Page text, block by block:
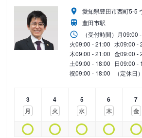
愛知県豊田市西町5-5
豊田市駅
（受付時間） 月09:00
火09:00 - 21:00 水09:00 -
木09:00 - 21:00 金09:00 -
土09:00 - 18:00 日09:00 -
祝09:00 - 18:00 （定休日
3
月
4
火
5
水
6
木
7
金